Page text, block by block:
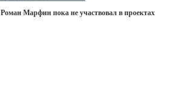
Роман Марфин пока не участвовал в проектах